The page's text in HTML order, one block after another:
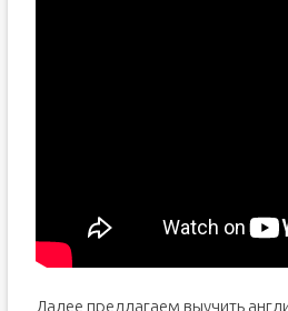
Далее предлагаем выучить